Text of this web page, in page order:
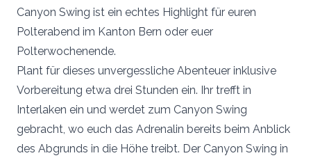
Canyon Swing ist ein echtes Highlight für euren
Polterabend im Kanton Bern oder euer
Polterwochenende.
Plant für dieses unvergessliche Abenteuer inklusive
Vorbereitung etwa drei Stunden ein. Ihr trefft in
Interlaken ein und werdet zum Canyon Swing
gebracht, wo euch das Adrenalin bereits beim Anblick
des Abgrunds in die Höhe treibt. Der Canyon Swing in